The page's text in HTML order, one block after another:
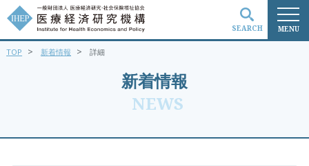
MENU
SEARCH
新着情報
NEWS
TOP > 新着情報 > 詳細